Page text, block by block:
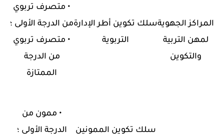
المراكز الجهوية
لمهن التربية
والتكوين
سلك تكوين أطر الإدارة
التربوية
• متصرف تربوي
من الدرجة الأولى ؛
• متصرف تربوي
من الدرجة
الممتازة
سلك تكوين الممونين
• ممون من
الدرجة الأولى ؛